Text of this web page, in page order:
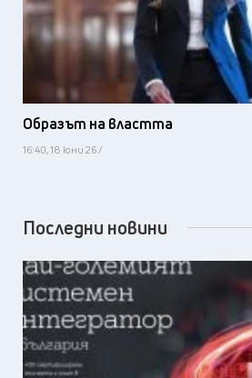
Образът на властта
16:40, 18 юни 26 /
Последни новини